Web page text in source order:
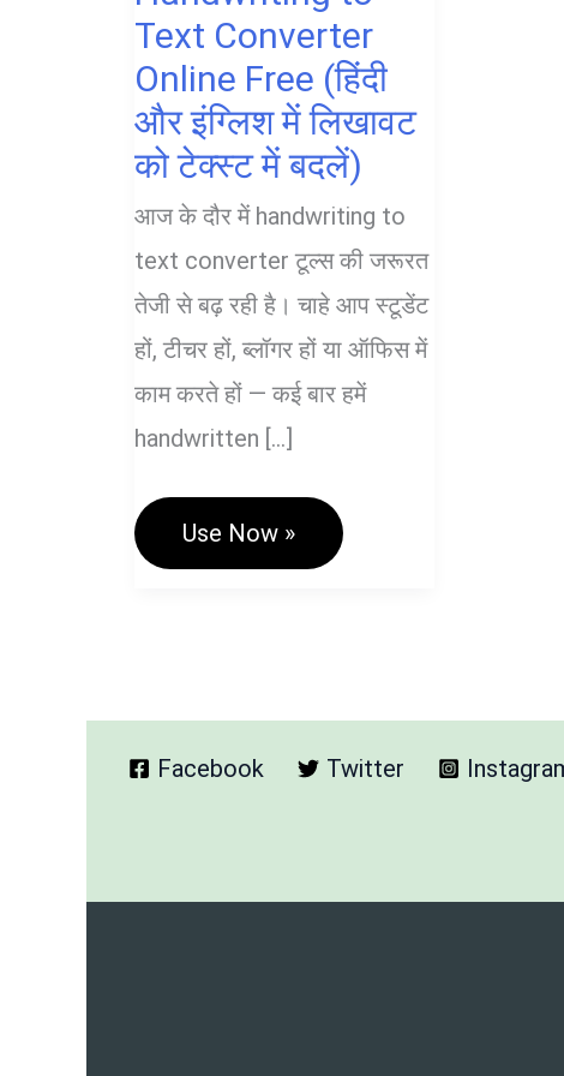
Text Converter
Online Free (हिंदी
और इंग्लिश में लिखावट
को टेक्स्ट में बदलें)
आज के दौर में handwriting to
text converter टूल्स की जरूरत
तेजी से बढ़ रही है। चाहे आप स्टूडेंट
हों, टीचर हों, ब्लॉगर हों या ऑफिस में
काम करते हों — कई बार हमें
handwritten […]
Handwriting
इंग्लिश
लिखावट
Use Now »
Facebook Twitter